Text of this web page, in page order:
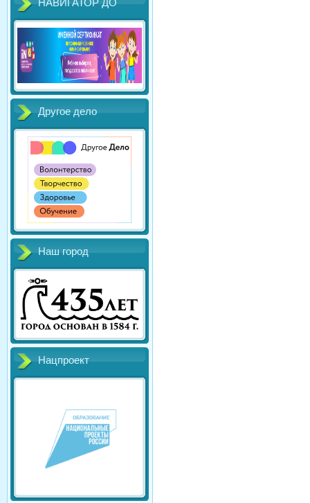
НАВИГАТОР ДО
Другое дело
Наш город
Нацпроект